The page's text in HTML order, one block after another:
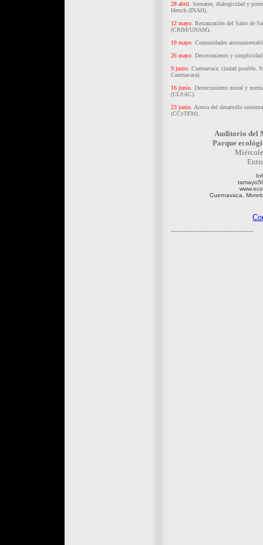
28 abril . Sensatez, dialogicidad y
Hersch (INAH).
12 mayo . Restauración del Salto de
(CRIM/UNAM).
19 mayo . Comunidades
26 mayo . Decrecimiento y
9 junio . Cuernavaca: ciudad posible.
Cuernavaca).
16 junio . Decrecimiento moral y
(ULSAC).
23 junio . Acerca del desarrollo
(CCyTEM).
Auditorio del
Parque
Cuernavaca,
-----------------------------------------------